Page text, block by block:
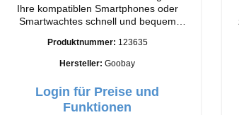
Ihre kompatiblen Smartphones oder
Smartwachtes schnell und bequem
Farbe: Schwarz
Produktnummer: 123635
Hersteller: Goobay
Login für Preise und
Funktionen